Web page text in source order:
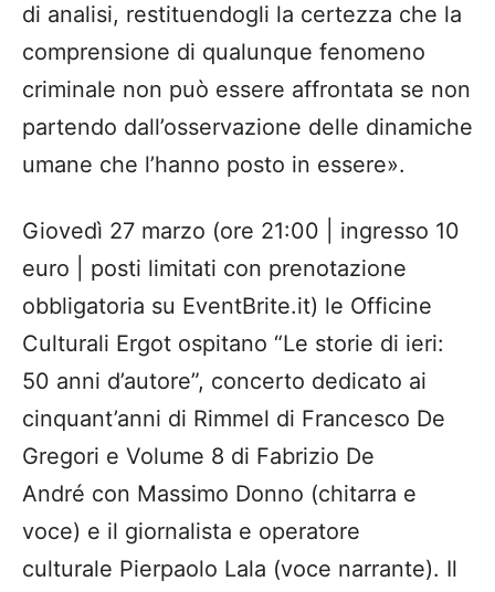
di analisi, restituendogli la certezza che la
comprensione di qualunque fenomeno
criminale non può essere affrontata se non
partendo dall’osservazione delle dinamiche
umane che l’hanno posto in essere».
Giovedì 27 marzo (ore 21:00 | ingresso 10
euro | posti limitati con prenotazione
obbligatoria su EventBrite.it) le Officine
Culturali Ergot ospitano “Le storie di ieri:
50 anni d’autore”, concerto dedicato ai
cinquant’anni di Rimmel di Francesco De
Gregori e Volume 8 di Fabrizio De
André con Massimo Donno (chitarra e
voce) e il giornalista e operatore
culturale Pierpaolo Lala (voce narrante). Il